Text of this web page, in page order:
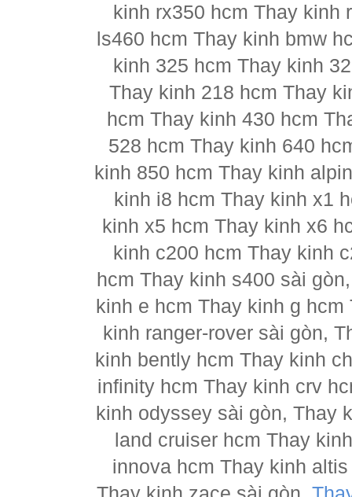
kinh rx350 hcm Thay kinh
ls460 hcm Thay kinh bmw
kinh 325 hcm Thay kinh
Thay kinh 218 hcm Thay
hcm Thay kinh 430 hcm
528 hcm Thay kinh 640
kinh 850 hcm Thay kinh
kinh i8 hcm Thay kinh x1
kinh x5 hcm Thay kinh x6
kinh c200 hcm Thay kinh
hcm Thay kinh s400 sài
kinh e hcm Thay kinh g
kinh ranger-rover sài gòn,
kinh bently hcm Thay kinh
infinity hcm Thay kinh crv
kinh odyssey sài gòn, Thay
land cruiser hcm Thay
innova hcm Thay kinh